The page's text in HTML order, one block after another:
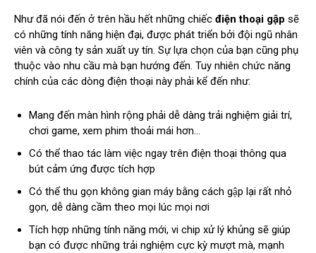
Như đã nói đến ở trên hầu hết những chiếc điện thoại gập sẽ
có những tính năng hiện đại, được phát triển bởi đội ngũ nhân
viên và công ty sản xuất uy tín. Sự lựa chọn của bạn cũng phụ
thuộc vào nhu cầu mà bạn hướng đến. Tuy nhiên chức năng
chính của các dòng điện thoại này phải kể đến như:
Mang đến màn hình rộng phải dễ dàng trải nghiệm giải trí,
chơi game, xem phim thoải mái hơn…
Có thể thao tác làm việc ngay trên điện thoại thông qua
bút cảm ứng được tích hợp
Có thể thu gọn không gian máy bằng cách gập lại rất nhỏ
gọn, dễ dàng cầm theo mọi lúc mọi nơi
Tích hợp những tính năng mới, vi chip xử lý khủng sẽ giúp
bạn có được những trải nghiệm cực kỳ mượt mà, mạnh